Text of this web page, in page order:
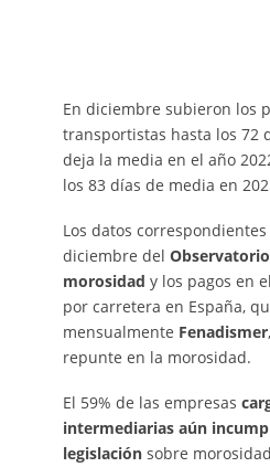
En diciembre subieron los
transportistas hasta los 72
deja la media en el año
los 83 días de media en
Los datos
diciembre del
morosidad y los pagos en
por carretera en España,
mensualmente Fenadismer
repunte en la morosidad.
El 59% de las empresas
intermediarias aún
legislaciónsobre